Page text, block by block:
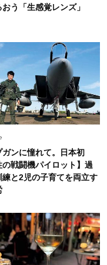
超ビッグサイズ×きれ
！無難に見えない【ひ
〉
う「生感覚レンズ」
ガンに憧れて。日本初
の戦闘機パイロット】過
練と2児の子育てを両立す